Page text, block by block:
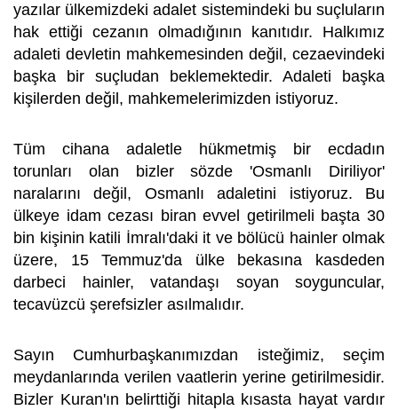
yazılar ülkemizdeki adalet sistemindeki bu suçluların
hak ettiği cezanın olmadığının kanıtıdır. Halkımız
adaleti devletin mahkemesinden değil, cezaevindeki
başka bir suçludan beklemektedir. Adaleti başka
kişilerden değil, mahkemelerimizden istiyoruz.
Tüm cihana adaletle hükmetmiş bir ecdadın
torunları olan bizler sözde 'Osmanlı Diriliyor'
naralarını değil, Osmanlı adaletini istiyoruz. Bu
ülkeye idam cezası biran evvel getirilmeli başta 30
bin kişinin katili İmralı'daki it ve bölücü hainler olmak
üzere, 15 Temmuz'da ülke bekasına kasdeden
darbeci hainler, vatandaşı soyan soyguncular,
tecavüzcü şerefsizler asılmalıdır.
Sayın Cumhurbaşkanımızdan isteğimiz, seçim
meydanlarında verilen vaatlerin yerine getirilmesidir.
Bizler Kuran'ın belirttiği hitapla kısasta hayat vardır